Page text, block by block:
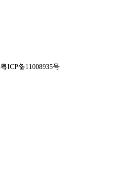
粤ICP备11008935号